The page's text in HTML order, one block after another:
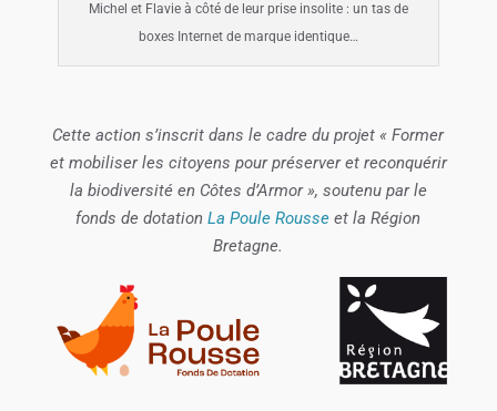
Michel et Flavie à côté de leur prise insolite : un tas de
boxes Internet de marque identique…
Cette action s’inscrit dans le cadre du projet « Former
et mobiliser les citoyens pour préserver et reconquérir
la biodiversité en Côtes d’Armor », soutenu par le
fonds de dotationLa Poule Rousse et la Région
Bretagne.